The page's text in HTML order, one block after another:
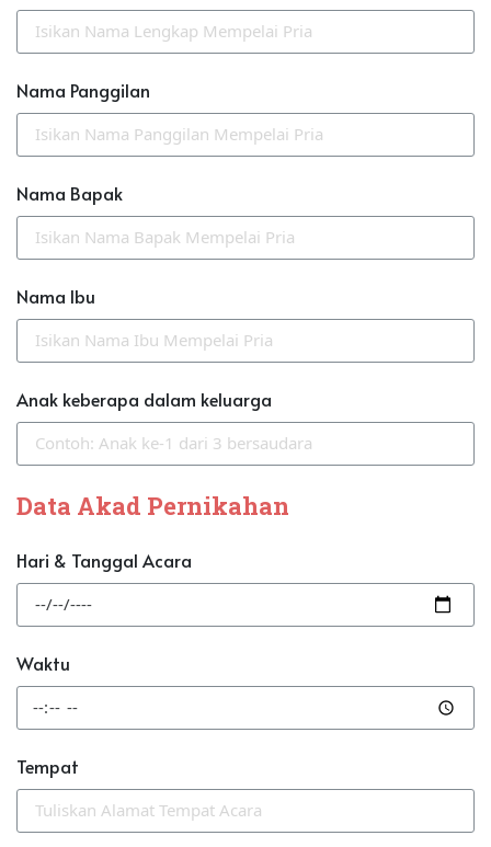
Nama Panggilan
Nama Bapak
Nama Ibu
Anak keberapa dalam keluarga
Data Akad Pernikahan
Hari & Tanggal Acara
Waktu
Tempat